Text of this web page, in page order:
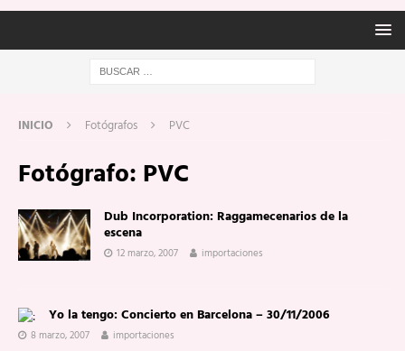
INICIO Fotógrafos PVC
Fotógrafo: PVC
Dub Incorporation: Raggamecenarios de la
escena
12 marzo, 2007 importaciones
Yo la tengo: Concierto en Barcelona – 30/11/2006
8 marzo, 2007 importaciones